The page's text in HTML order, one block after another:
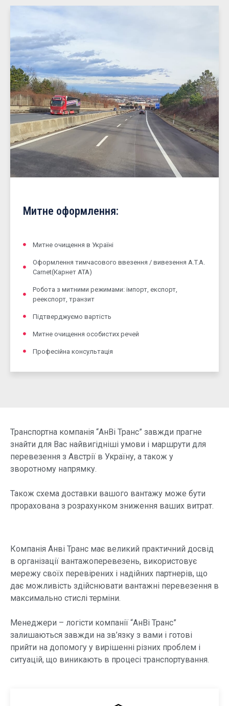
Митне оформлення:
Митне очищення в Україні
Оформлення тимчасового ввезення / вивезення A.T.A.
Carnet(Карнет АТА)
Робота з митними режимами: імпорт, експорт,
реекспорт, транзит
Підтверджуємо вартість
Митне очищення особистих речей
Професійна консультація
Транспортна компанія “АнВі Транс” завжди прагне
знайти для Вас найвигідніші умови і маршрути для
перевезення з Австрії в Україну, а також у
зворотному напрямку.
Також схема доставки вашого вантажу може бути
прорахована з розрахунком зниження ваших витрат.
Компанія Анві Транс має великий практичний досвід
в організації вантажоперевезень, використовує
мережу своїх перевірених і надійних партнерів, що
дає можливість здійснювати вантажні перевезення в
максимально стислі терміни.
Менеджери – логісти компанії “АнВі Транс”
залишаються завжди на зв’язку з вами і готові
прийти на допомогу у вирішенні різних проблем і
ситуацій, що виникають в процесі транспортування.